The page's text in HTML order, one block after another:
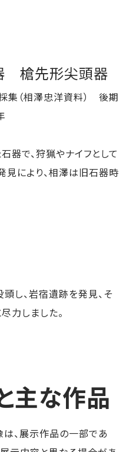
槍先形尖頭器
集（相澤忠洋資料） 後期
器で、狩猟やナイフとして
見により、相澤は旧石器時
し、岩宿遺跡を発見、そ
力しました。
主な作品
は、展示作品の一部であ